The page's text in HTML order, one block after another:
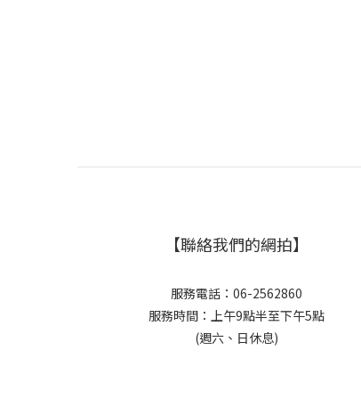
【聯絡我們的網拍】
服務電話：06-2562860
服務時間：上午9點半至下午5點
(週六、日休息)